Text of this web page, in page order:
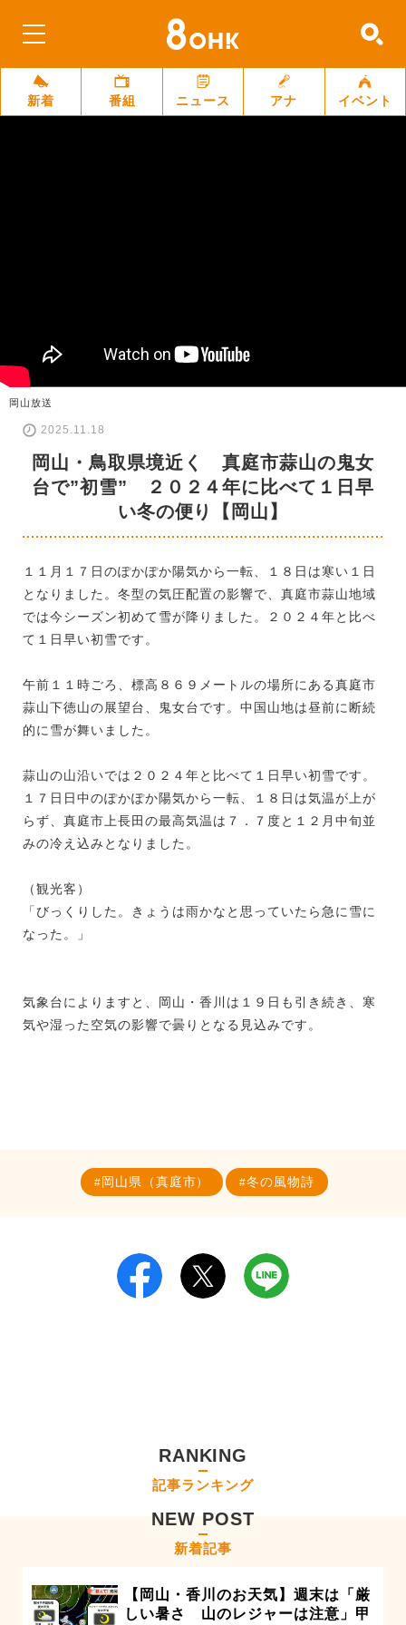
新着 番組 ニュース アナ イベント
岡山放送
2025.11.18
岡山・鳥取県境近く 真庭市蒜山の鬼女
台で”初雪” ２０２４年に比べて１日早
い冬の便り【岡山】
１１月１７日のぽかぽか陽気から一転、１８日は寒い１日
となりました。冬型の気圧配置の影響で、真庭市蒜山地域
では今シーズン初めて雪が降りました。２０２４年と比べ
て１日早い初雪です。
午前１１時ごろ、標高８６９メートルの場所にある真庭市
蒜山下徳山の展望台、鬼女台です。中国山地は昼前に断続
的に雪が舞いました。
蒜山の山沿いでは２０２４年と比べて１日早い初雪です。
１７日日中のぽかぽか陽気から一転、１８日は気温が上が
らず、真庭市上長田の最高気温は７．７度と１２月中旬並
みの冷え込みとなりました。
（観光客）
「びっくりした。きょうは雨かなと思っていたら急に雪に
なった。」
気象台によりますと、岡山・香川は１９日も引き続き、寒
気や湿った空気の影響で曇りとなる見込みです。
岡山県（真庭市） 冬の風物詩
RANKING
記事ランキング
NEW POST
新着記事
【岡山・香川のお天気】週末は「厳
しい暑さ 山のレジャーは注意」甲